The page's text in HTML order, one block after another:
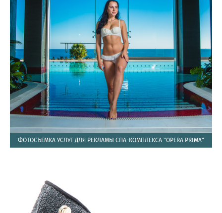
ФОТОСЪЕМКА УСЛУГ ДЛЯ РЕКЛАМЫ СПА-КОМПЛЕКСА "OPERA PRIMA"